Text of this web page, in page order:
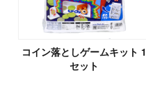
コイン落としゲームキット 1
セット